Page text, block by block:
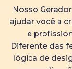
Nosso
ajudar você a
e
Diferente das
lógica de